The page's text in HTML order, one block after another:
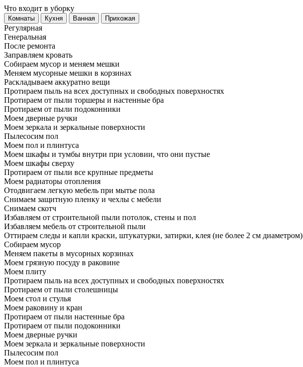
Что входит в уборку
Регу­лярная
Гене­ральная
После ремонта
Заправляем кровать
Собираем мусор и меняем мешки
Меняем мусорные мешки в корзинах
Раскладываем аккуратно вещи
Протираем пыль на всех доступных и свободных поверхностях
Протираем от пыли торшеры и настенные бра
Протираем от пыли подоконники
Моем дверные ручки
Моем зеркала и зеркальные поверхности
Пылесосим пол
Моем пол и плинтуса
Моем шкафы и тумбы внутри при условии, что они пустые
Моем шкафы сверху
Протираем от пыли все крупные предметы
Моем радиаторы отопления
Отодвигаем легкую мебель при мытье пола
Снимаем защитную пленку и чехлы с мебели
Снимаем скотч
Избавляем от строительной пыли потолок, стены и пол
Избавляем мебель от строительной пыли
Оттираем следы и капли краски, штукатурки, затирки, клея (не более 2 см диаметром)
Собираем мусор
Меняем пакеты в мусорных корзинах
Моем грязную посуду в раковине
Моем плиту
Протираем пыль на всех доступных и свободных поверхностях
Протираем от пыли столешницы
Моем стол и стулья
Моем раковину и кран
Протираем от пыли настенные бра
Протираем от пыли подоконники
Моем дверные ручки
Моем зеркала и зеркальные поверхности
Пылесосим пол
Моем пол и плинтуса